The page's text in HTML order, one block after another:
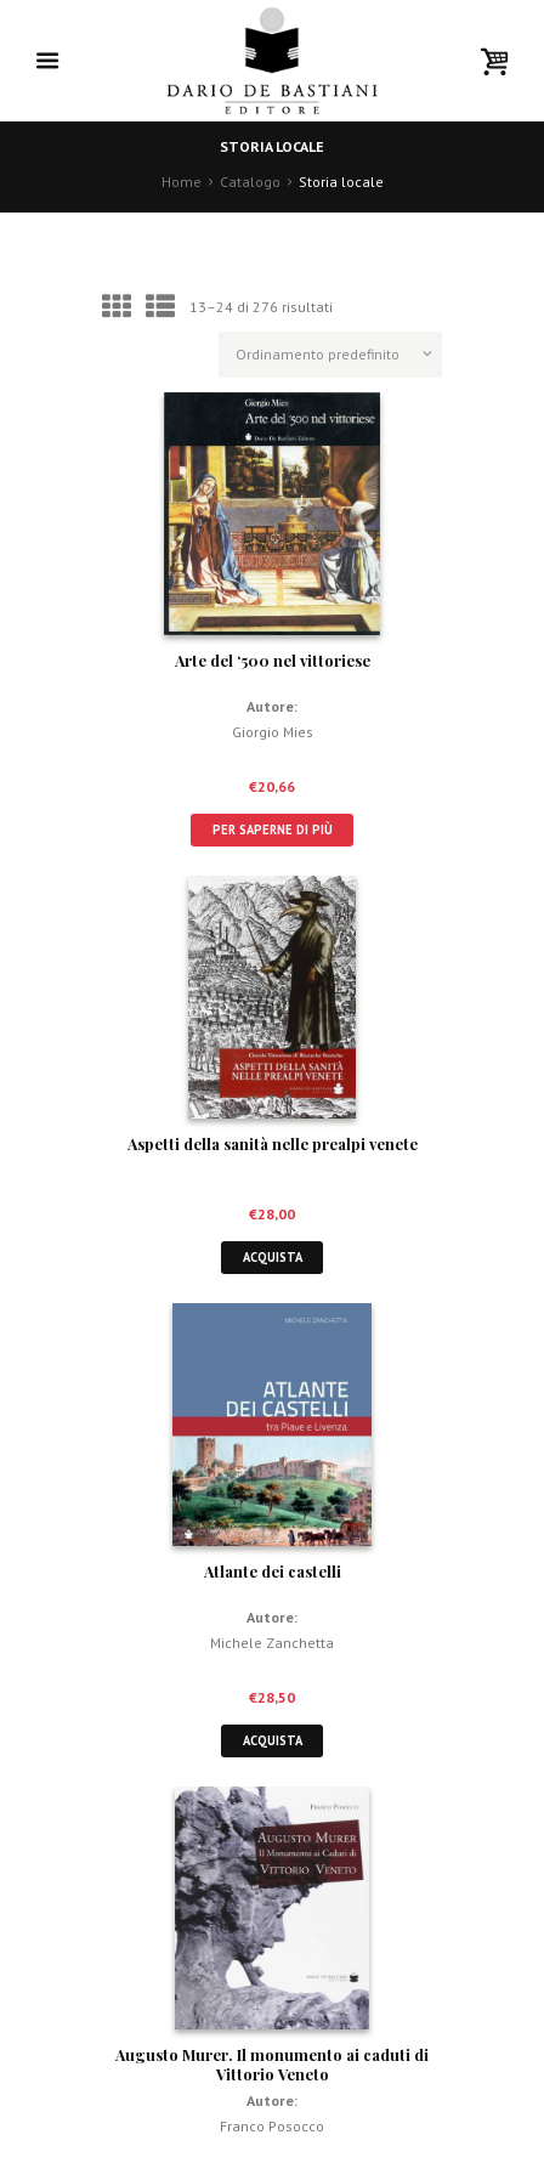
STORIA LOCALE
Home
Catalogo Storia locale
13–24 di 276 risultati
Arte del ‘500 nel vittoriese
Autore:
Giorgio Mies
€20,66
PER SAPERNE DI PIÙ
Aspetti della sanità nelle prealpi venete
€28,00
ACQUISTA
Atlante dei castelli
Autore:
Michele Zanchetta
€28,50
ACQUISTA
Augusto Murer. Il monumento ai caduti di
Vittorio Veneto
Autore:
Franco Posocco